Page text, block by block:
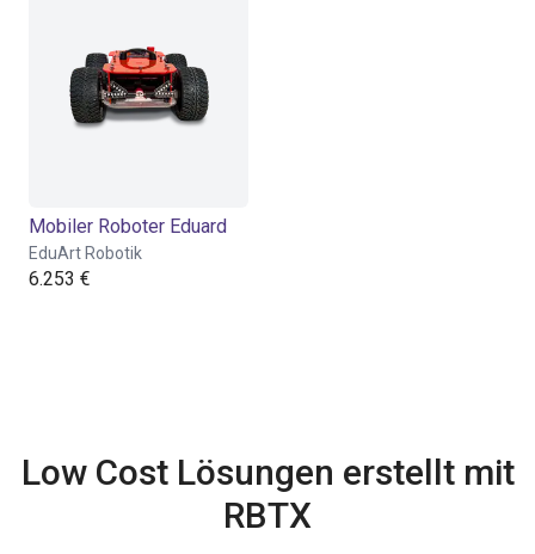
Mobiler Roboter Eduard
EduArt Robotik
6.253 €
Low Cost Lösungen erstellt mit
RBTX